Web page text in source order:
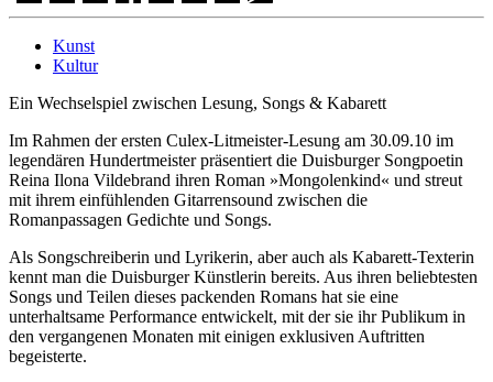
Kunst
Kultur
Ein Wechselspiel zwischen Lesung, Songs & Kabarett
Im Rahmen der ersten Culex-Litmeister-Lesung am 30.09.10 im
legendären Hundertmeister präsentiert die Duisburger Songpoetin
Reina Ilona Vildebrand ihren Roman »Mongolenkind« und streut
mit ihrem einfühlenden Gitarrensound zwischen die
Romanpassagen Gedichte und Songs.
Als Songschreiberin und Lyrikerin, aber auch als Kabarett-Texterin
kennt man die Duisburger Künstlerin bereits. Aus ihren beliebtesten
Songs und Teilen dieses packenden Romans hat sie eine
unterhaltsame Performance entwickelt, mit der sie ihr Publikum in
den vergangenen Monaten mit einigen exklusiven Auftritten
begeisterte.